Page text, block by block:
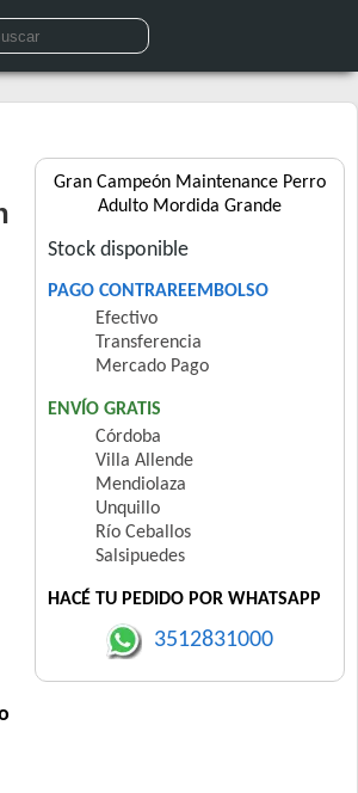
Gran Campeón Maintenance Perro
Adulto Mordida Grande
Stock disponible
PAGO CONTRAREEMBOLSO
Efectivo
Transferencia
Mercado Pago
ENVÍO GRATIS
Córdoba
Villa Allende
Mendiolaza
Unquillo
Río Ceballos
Salsipuedes
HACÉ TU PEDIDO POR WHATSAPP
3512831000